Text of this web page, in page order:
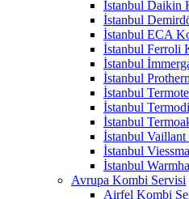
İstanbul Daikin
İstanbul
İstanbul ECA
İstanbul Ferroli
İstanbul
İstanbul
İstanbul
İstanbul
İstanbul
İstanbul
İstanbul
İstanbul
Avrupa Kombi Servisi
Airfel Kombi